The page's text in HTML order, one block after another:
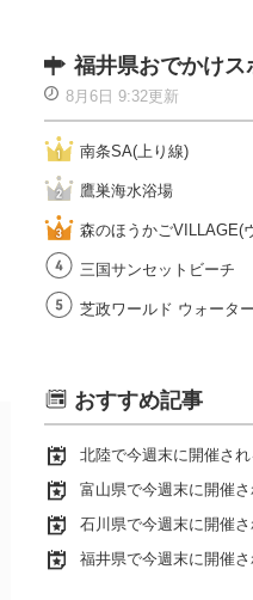
福井県おでかけ
8月6日 9:32更新
南条SA(上り線)
鷹巣海水浴場
森のほうかごVILLAGE(
三国サンセットビーチ
芝政ワールド ウォータ
おすすめ記事
北陸で今週末に開催さ
富山県で今週末に開催
石川県で今週末に開催
福井県で今週末に開催